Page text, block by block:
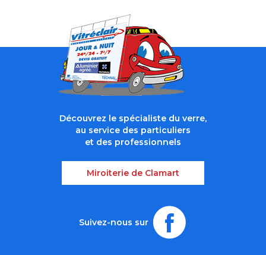
Découvrez le spécialiste du verre,
au service des particuliers
et des professionnels
Miroiterie de Clamart
Suivez-nous sur